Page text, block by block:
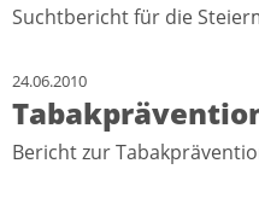
Suchtbericht für die
24.06.2010
Bericht zur